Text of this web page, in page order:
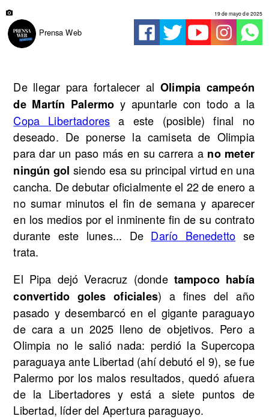
Prensa Web
19 de mayo de 2025
De llegar para fortalecer al Olimpia campeón
de Martín Palermo y apuntarle con todo a la
Copa Libertadores a este (posible) final no
deseado. De ponerse la camiseta de Olimpia
para dar un paso más en su carrera a no meter
ningún golsiendo esa su principal virtud en una
cancha. De debutar oficialmente el 22 de enero a
no sumar minutos el fin de semana y aparecer
en los medios por el inminente fin de su contrato
durante este lunes... De Darío Benedetto se
trata.
El Pipa dejó Veracruz (donde tampoco había
convertido goles oficiales) a fines del año
pasado y desembarcó en el gigante paraguayo
de cara a un 2025 lleno de objetivos. Pero a
Olimpia no le salió nada: perdió la Supercopa
paraguaya ante Libertad (ahí debutó el 9), se fue
Palermo por los malos resultados, quedó afuera
de la Libertadores y está a siete puntos de
Libertad, líder del Apertura paraguayo.